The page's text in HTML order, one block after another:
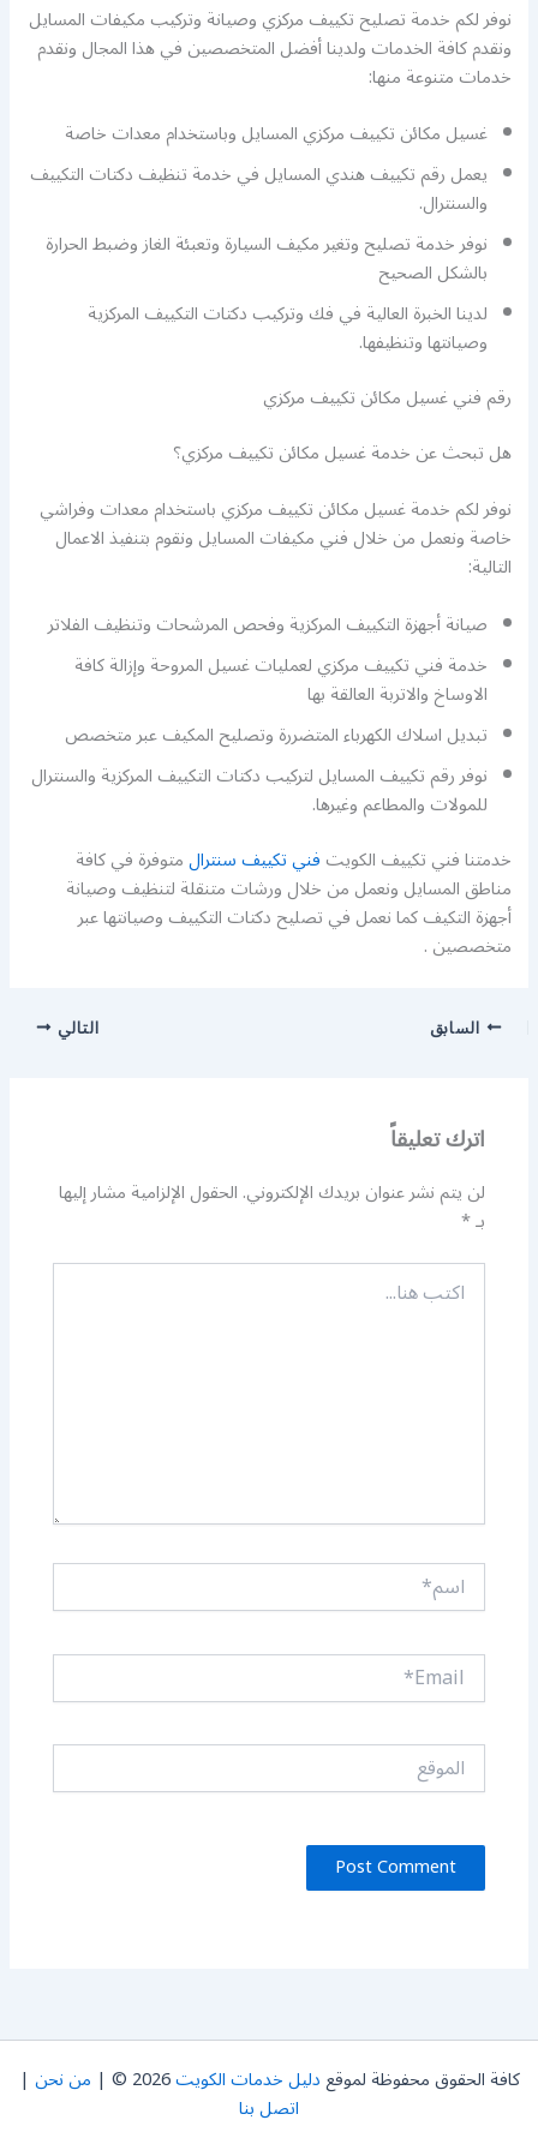
نوفر لكم خدمة تصليح تكييف مركزي وصيانة وتركيب مكيفات المسايل
ونقدم كافة الخدمات ولدينا أفضل المتخصصين في هذا المجال ونقدم
خدمات متنوعة منها:
غسيل مكائن تكييف مركزي المسايل وباستخدام معدات خاصة
يعمل رقم تكييف هندي المسايل في خدمة تنظيف دكتات التكييف
والسنترال.
نوفر خدمة تصليح وتغير مكيف السيارة وتعبئة الغاز وضبط الحرارة
بالشكل الصحيح
لدينا الخبرة العالية في فك وتركيب دكتات التكييف المركزية
وصيانتها وتنظيفها.
رقم فني غسيل مكائن تكييف مركزي
هل تبحث عن خدمة غسيل مكائن تكييف مركزي؟
نوفر لكم خدمة غسيل مكائن تكييف مركزي باستخدام معدات وفراشي
خاصة ونعمل من خلال فني مكيفات المسايل ونقوم بتنفيذ الاعمال
التالية:
صيانة أجهزة التكييف المركزية وفحص المرشحات وتنظيف الفلاتر
خدمة فني تكييف مركزي لعمليات غسيل المروحة وإزالة كافة
الاوساخ والاتربة العالقة بها
تبديل اسلاك الكهرباء المتضررة وتصليح المكيف عبر متخصص
نوفر رقم تكييف المسايل لتركيب دكتات التكييف المركزية والسنترال
للمولات والمطاعم وغيرها.
خدمتنا فني تكييف الكويتفني تكييف سنترالمتوفرة في كافة
مناطق المسايل ونعمل من خلال ورشات متنقلة لتنظيف وصيانة
أجهزة التكيف كما نعمل في تصليح دكتات التكييف وصيانتها عبر
متخصصين .
السابق التالي
اترك تعليقاً
لن يتم نشر عنوان بريدك الإلكتروني.الحقول الإلزامية مشار إليها
بـ*
اكتب
هنا...
اسم*
Email*
الموقع
كافة الحقوق محفوظة لموقعدليل خدمات الكويت2026 © | من نحن |
اتصل بنا